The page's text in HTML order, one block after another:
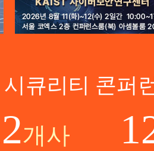
큐리티 콘퍼
개사